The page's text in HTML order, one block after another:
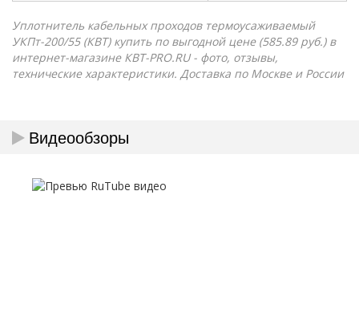
Уплотнитель кабельных проходов термоусаживаемый
УКПт-200/55 (КВТ) купить по выгодной цене (585.89 руб.) в
интернет-магазине КВТ-PRO.RU - фото, отзывы,
технические характеристики. Доставка по Москве и России
Видеообзоры